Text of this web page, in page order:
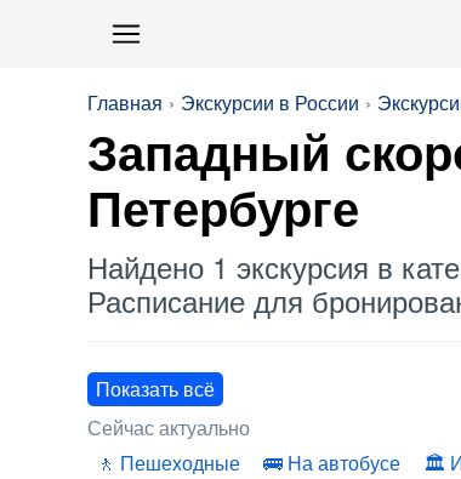
Главная Экскурсии в России
Западный
Петербурге
Найдено 1 экскурсия в
Расписание для
Показать всё
Сейчас актуально
Пешеходные
На автобусе